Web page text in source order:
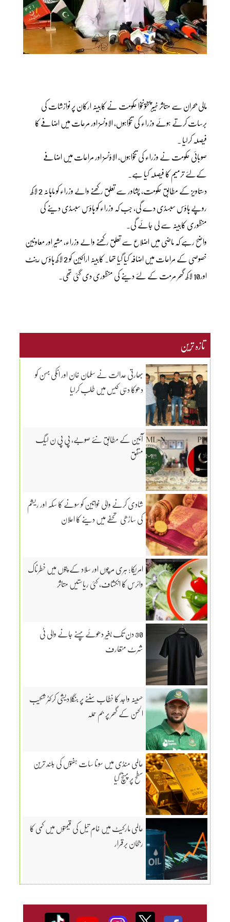
مالی بحران سے متاثر خیبرپختونخوا حکومت نے کابینہ ارکان پر نوازشات کی
برسات کرتے ہوئے وزراء کی تنخواہوں، الاونسز اور مرعات میں اضافے کا
فیصلہ کرلیا ۔
صوبائی حکومت نے وزراء کی تنخواہوں، الاؤنسز اور مراعات میں اضافے
کےلئے ترمیم کا فیصلہ کیا ہے۔
دستاویز کے مطابق حکومت، پشاور سے تعلق رکھنے والے وزراء کو ماہانہ 2 لاکھ
روپے ہاؤس سبسڈی دے گی، جب کہ وزراء کو ہاؤس سبسڈی دینے کی
منظوری کابینہ سے لی جائے گی۔
واضح رہے کہ ماضی میں اضلاع سے تعلق رکھنے والے وزراء، مشیر اور معاونین
خصوصی کے مراعات میں اضافہ کیا گیا تھا۔ کابینہ اراکین کو 2 لاکھ ہاؤس رینٹ
اور10 لاکھ گھر مرمت کے لئے دینے کی منظوری دی گئی تھی۔
تازہ ترین
بھارتی عدالت نے سلمان خان اور انکی بہن کو
دھوکا دہی کیس میں طلب کرلیا
آئین کے مطابق نئے صوبے، پی پی ن لیگ
متفق
شادی کرنے والی خواتین کو سونے کا سکہ اور ریشم
کی ساڑھی تحفے میں دینے کا اعلان
امریکا: ہری مرچوں اور سلاد کے پتوں میں خطرناک
وائرس کا انکشاف، کئی ریاستیں متاثر
30 دن تک بغیر دھوئے پہنے جانے والی ٹی
شرٹ متعارف
حسینہ واجد کا خطاب سننے پر بنگلادیشی کرکٹر شکیب
الحسن کے گھر پر بم حملہ
عالمی منڈی میں سونا سات ہفتوں کی بلند ترین
سطح پر پہنچ گیا
عالمی مارکیٹ میں خام تیل کی قیمتوں میں کمی کا
رجحان برقرار